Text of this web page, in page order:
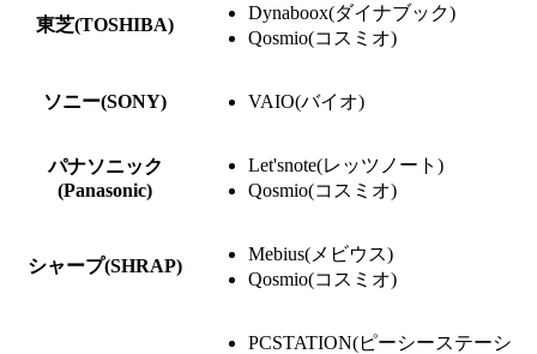
東芝(TOSHIBA)
Dynaboox(ダイナブック)
Qosmio(コスミオ)
ソニー(SONY) VAIO(バイオ)
パナソニック
(Panasonic)
Let'snote(レッツノート)
Qosmio(コスミオ)
シャープ(SHRAP)
Mebius(メビウス)
Qosmio(コスミオ)
PCSTATION(ピーシーステーシ